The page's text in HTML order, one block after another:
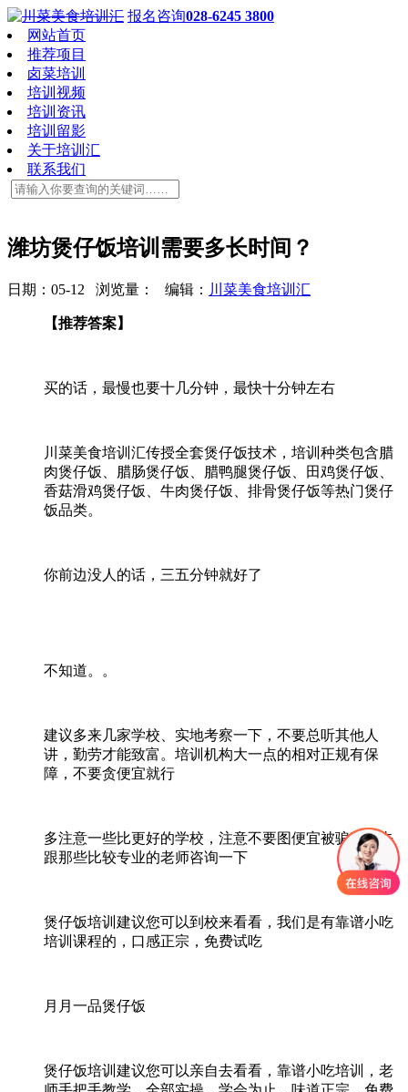
报名咨询028-6245 3800
网站首页
推荐项目
卤菜培训
培训视频
培训资讯
培训留影
关于培训汇
联系我们
潍坊煲仔饭培训需要多长时间？
日期：05-12 浏览量： 编辑： 川菜美食培训汇
【推荐答案】
买的话，最慢也要十几分钟，最快十分钟左右
川菜美食培训汇传授全套煲仔饭技术，培训种类包含腊
肉煲仔饭、腊肠煲仔饭、腊鸭腿煲仔饭、田鸡煲仔饭、
香菇滑鸡煲仔饭、牛肉煲仔饭、排骨煲仔饭等热门煲仔
饭品类。
你前边没人的话，三五分钟就好了
不知道。。
建议多来几家学校、实地考察一下，不要总听其他人
讲，勤劳才能致富。培训机构大一点的相对正规有保
障，不要贪便宜就行
多注意一些比更好的学校，注意不要图便宜被骗了，去
跟那些比较专业的老师咨询一下
煲仔饭培训建议您可以到校来看看，我们是有靠谱小吃
培训课程的，口感正宗，免费试吃
月月一品煲仔饭
煲仔饭培训建议您可以亲自去看看，靠谱小吃培训，老